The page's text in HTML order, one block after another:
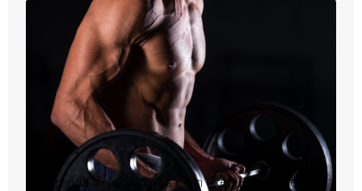
Aprenda a rosca direta com execução perfeita e